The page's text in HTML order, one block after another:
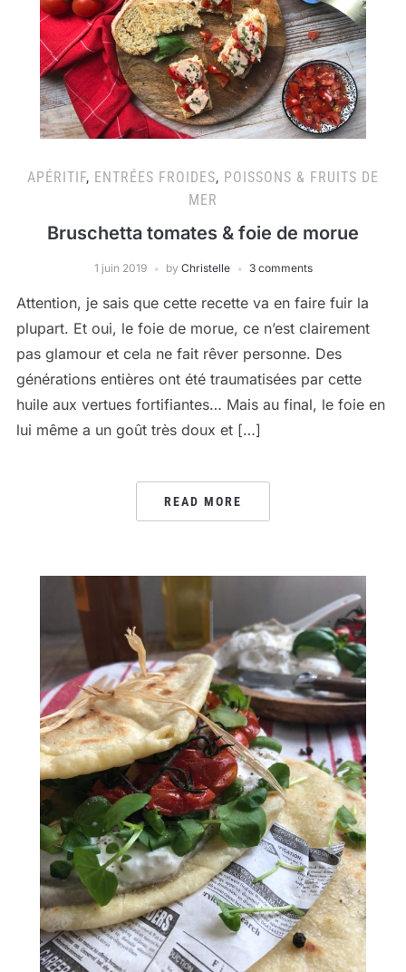
APÉRITIF, ENTRÉES FROIDES, POISSONS & FRUITS DE
MER
Bruschetta tomates & foie de morue
1 juin 2019 by Christelle 3 comments
Attention, je sais que cette recette va en faire fuir la
plupart. Et oui, le foie de morue, ce n’est clairement
pas glamour et cela ne fait rêver personne. Des
générations entières ont été traumatisées par cette
huile aux vertues fortifiantes… Mais au final, le foie en
lui même a un goût très doux et […]
READ MORE